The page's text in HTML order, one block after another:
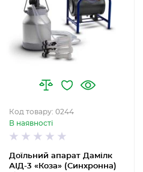
Доїльний апарат Дамілк
АІД-3 «Коза» (Синхронна)
Код товару: 0244
В наявності